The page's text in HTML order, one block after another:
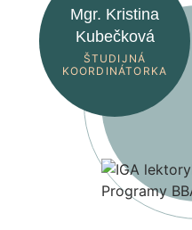
Mgr. Kristina
Kubečková
ŠTUDIJNÁ
KOORDINÁTORKA